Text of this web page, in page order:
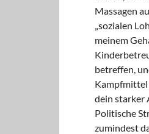
Massagen
„sozialen
meinem
betreffen,
Kampfmittel
dein starker
Politische
zumindest